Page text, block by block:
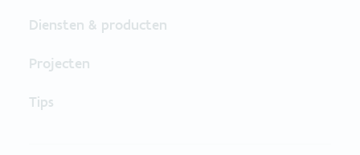
Diensten & producten
Projecten
Tips